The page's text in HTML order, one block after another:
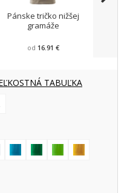
Pánske tričko nižšej
gramáže
od 16.91 €
TABUĽKA